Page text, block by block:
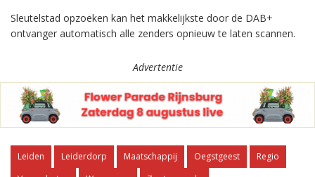
Sleutelstad opzoeken kan het makkelijkste door de DAB+
ontvanger automatisch alle zenders opnieuw te laten scannen.
Advertentie
Leiden Leiderdorp Maatschappij Oegstgeest
Regio